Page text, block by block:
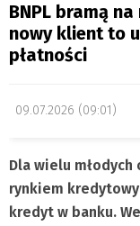
BNPL bramą
nowy klient to
płatności
09.07.2026 (09:01)
Dla wielu
rynkiem
kredyt w banku.